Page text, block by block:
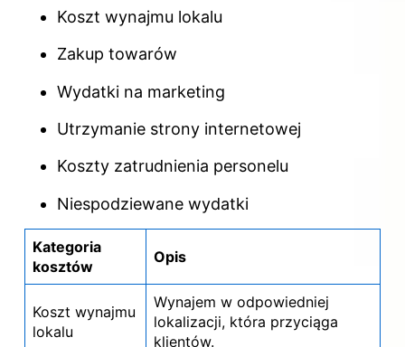
Koszt wynajmu lokalu
Zakup towarów
Wydatki na marketing
Utrzymanie strony internetowej
Koszty zatrudnienia personelu
Niespodziewane wydatki
Kategoria
kosztów
Opis
Koszt wynajmu
lokalu
Wynajem w odpowiedniej
lokalizacji, która przyciąga
klientów.